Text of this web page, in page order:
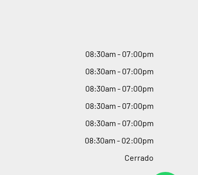
08:30am - 07:00pm
08:30am - 07:00pm
08:30am - 07:00pm
08:30am - 07:00pm
08:30am - 07:00pm
08:30am - 02:00pm
Cerrado